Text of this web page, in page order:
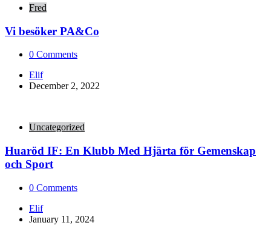
Fred
Vi besöker PA&Co
0 Comments
Posted
by
Elif
December 2, 2022
Uncategorized
Huaröd IF: En Klubb Med Hjärta för Gemenskap
och Sport
0 Comments
Posted
by
Elif
January 11, 2024